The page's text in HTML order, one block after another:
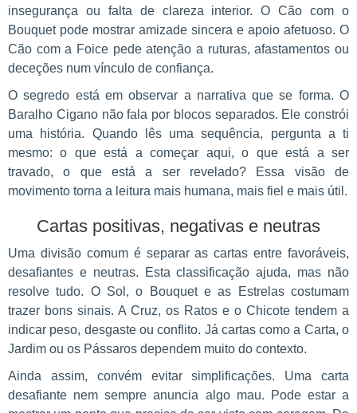
insegurança ou falta de clareza interior. O Cão com o
Bouquet pode mostrar amizade sincera e apoio afetuoso. O
Cão com a Foice pede atenção a ruturas, afastamentos ou
deceções num vínculo de confiança.
O segredo está em observar a narrativa que se forma. O
Baralho Cigano não fala por blocos separados. Ele constrói
uma história. Quando lês uma sequência, pergunta a ti
mesmo: o que está a começar aqui, o que está a ser
travado, o que está a ser revelado? Essa visão de
movimento torna a leitura mais humana, mais fiel e mais útil.
Cartas positivas, negativas e neutras
Uma divisão comum é separar as cartas entre favoráveis,
desafiantes e neutras. Esta classificação ajuda, mas não
resolve tudo. O Sol, o Bouquet e as Estrelas costumam
trazer bons sinais. A Cruz, os Ratos e o Chicote tendem a
indicar peso, desgaste ou conflito. Já cartas como a Carta, o
Jardim ou os Pássaros dependem muito do contexto.
Ainda assim, convém evitar simplificações. Uma carta
desafiante nem sempre anuncia algo mau. Pode estar a